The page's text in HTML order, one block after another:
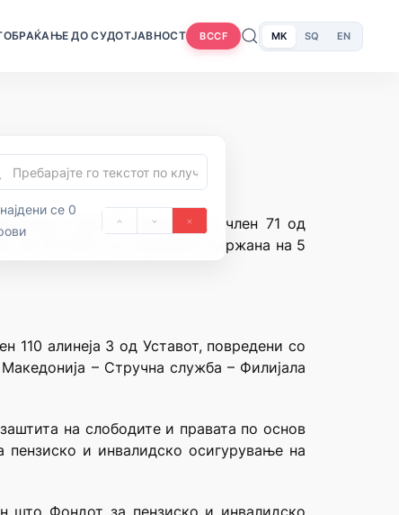
ОБРАЌАЊЕ ДО СУДОТЈАВНОСТ BCCF MK SQ EN
се 0
член 28 алинеја 1 и член 71 од
бр.70/1992) на седницата одржана на 5
алинеја 3 од Уставот, повредени со
– Стручна служба – Филијала
на слободите и правата по основ
и инвалидско осигурување на